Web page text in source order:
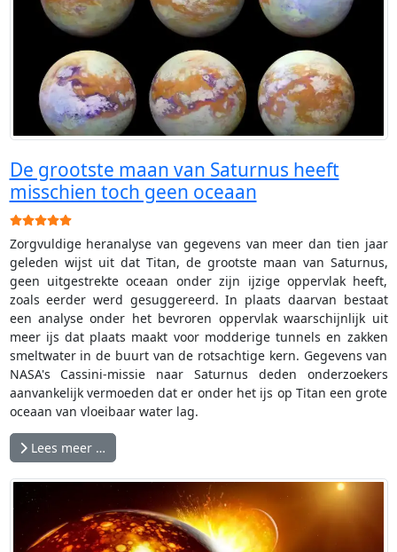
De grootste maan van Saturnus heeft
misschien toch geen oceaan
Gebruikerswaardering:
Zorgvuldige heranalyse van gegevens van meer dan tien jaar
geleden wijst uit dat Titan, de grootste maan van Saturnus,
geen uitgestrekte oceaan onder zijn ijzige oppervlak heeft,
zoals eerder werd gesuggereerd. In plaats daarvan bestaat
een analyse onder het bevroren oppervlak waarschijnlijk uit
meer ijs dat plaats maakt voor modderige tunnels en zakken
smeltwater in de buurt van de rotsachtige kern. Gegevens van
NASA's Cassini-missie naar Saturnus deden onderzoekers
aanvankelijk vermoeden dat er onder het ijs op Titan een grote
oceaan van vloeibaar water lag.
Lees meer …